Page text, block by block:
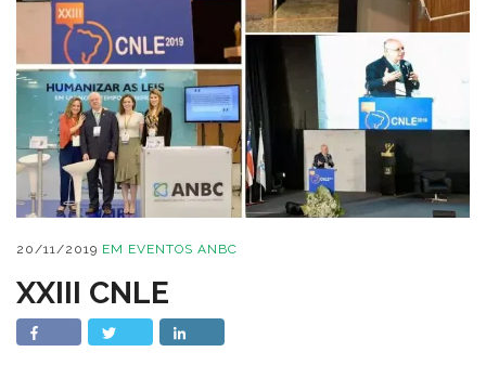
20/11/2019 EM EVENTOS ANBC
XXIII CNLE